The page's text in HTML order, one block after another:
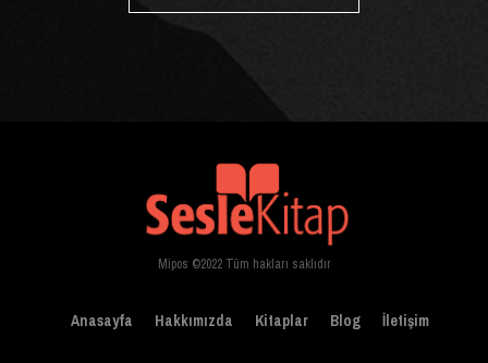
Mipos ©2022 Tüm hakları saklıdır
Anasayfa Hakkımızda Kitaplar Blog İletişim